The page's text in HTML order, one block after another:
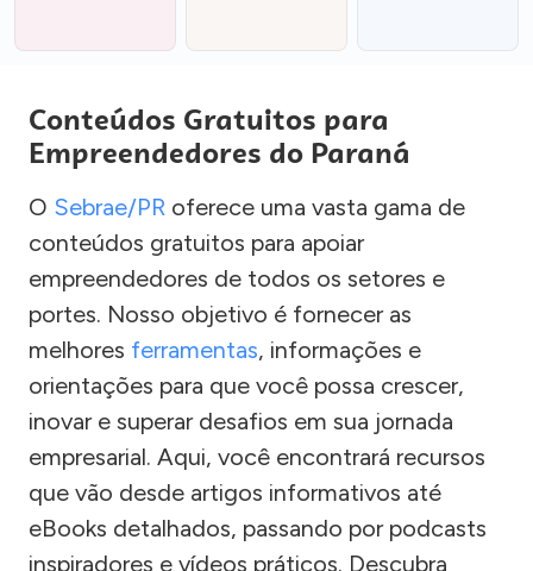
Conteúdos Gratuitos para
Empreendedores do Paraná
O Sebrae/PR oferece uma vasta gama de
conteúdos gratuitos para apoiar
empreendedores de todos os setores e
portes. Nosso objetivo é fornecer as
melhores ferramentas, informações e
orientações para que você possa crescer,
inovar e superar desafios em sua jornada
empresarial. Aqui, você encontrará recursos
que vão desde artigos informativos até
eBooks detalhados, passando por podcasts
inspiradores e vídeos práticos. Descubra